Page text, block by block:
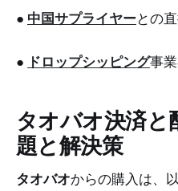
● 中国サプライヤーとの
● ドロップシッピング事
タオバオ決済と
題と解決策
タオバオからの購入は、